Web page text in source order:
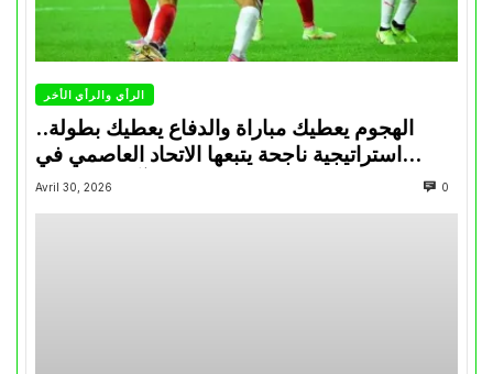
الرأي والرأي الأخر
الهجوم يعطيك مباراة والدفاع يعطيك بطولة..
استراتيجية ناجحة يتبعها الاتحاد العاصمي في
تتويجاته آخر السنوات
Avril 30, 2026 0